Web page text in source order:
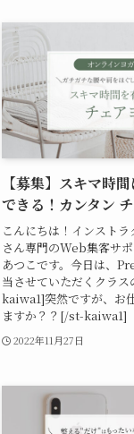
【募集】スキマ時
できる！カンタン
こんにちは！インスト
さん専門のWeb集客サ
あつこです。今日は、
当させていただくクラ
kaiwa1]突然ですが、お
ますか？？[/st-
2022年11月27日